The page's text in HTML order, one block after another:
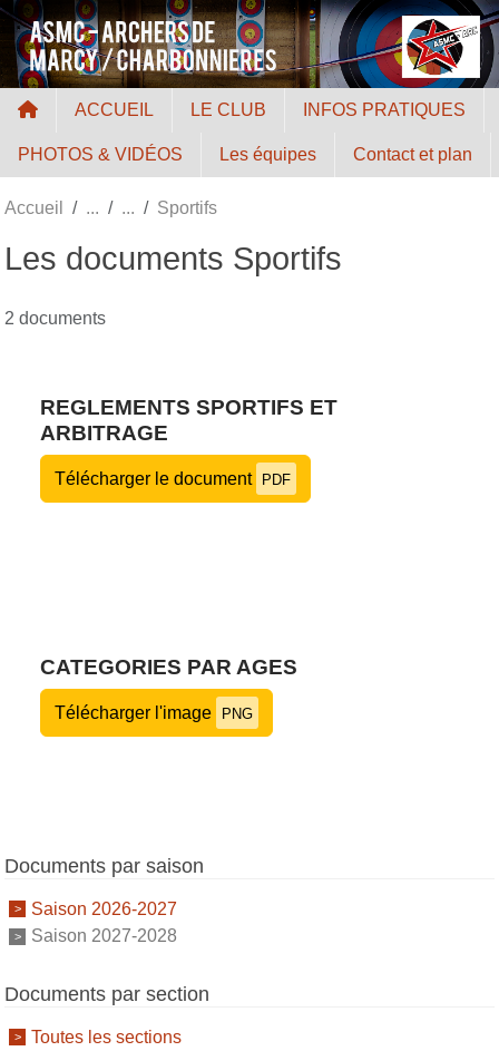
ACCUEIL LE CLUB INFOS PRATIQUES
PHOTOS & VIDÉOS Les équipes Contact et plan
Accueil Sportifs
Les documents Sportifs
2 documents
REGLEMENTS SPORTIFS ET
ARBITRAGE
Télécharger le document PDF
CATEGORIES PAR AGES
Télécharger l'image PNG
Documents par saison
Saison 2026-2027
Saison 2027-2028
Documents par section
Toutes les sections
Panneau de gestion des cookies